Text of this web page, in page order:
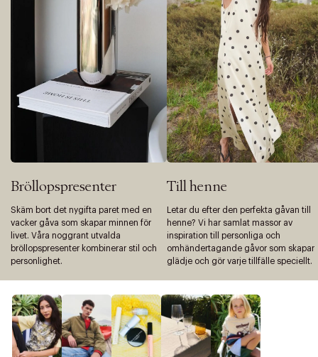
Bröllopspresenter
Skäm bort det nygifta paret med en
vacker gåva som skapar minnen för
livet. Våra noggrant utvalda
bröllopspresenter kombinerar stil och
personlighet.
Till henne
Letar du efter den perfekta gåvan till
henne? Vi har samlat massor av
inspiration till personliga och
omhändertagande gåvor som skapar
glädje och gör varje tillfälle speciellt.